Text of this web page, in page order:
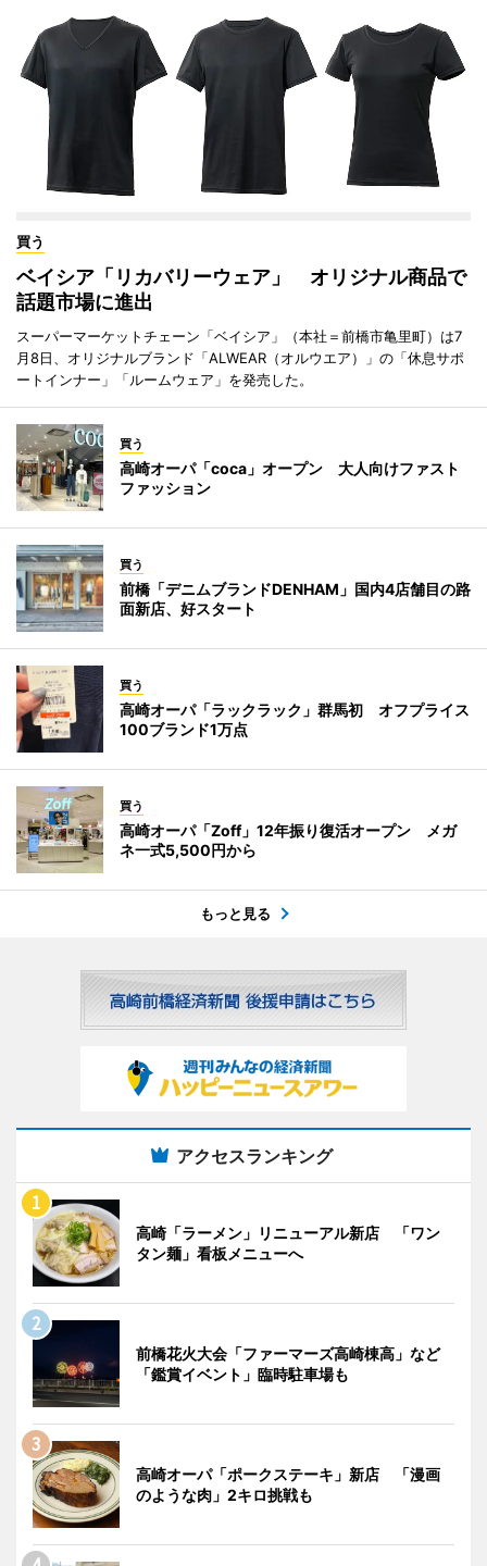
買う
ベイシア「リカバリーウェア」 オリジナル商品で
話題市場に進出
スーパーマーケットチェーン「ベイシア」（本社＝前橋市亀里町）は7
月8日、オリジナルブランド「ALWEAR（オルウエア）」の「休息サポ
ートインナー」「ルームウェア」を発売した。
買う
高崎オーパ「coca」オープン 大人向けファスト
ファッション
買う
前橋「デニムブランドDENHAM」国内4店舗目の路
面新店、好スタート
買う
高崎オーパ「ラックラック」群馬初 オフプライス
100ブランド1万点
買う
高崎オーパ「Zoff」12年振り復活オープン メガ
ネ一式5,500円から
もっと見る
アクセスランキング
高崎「ラーメン」リニューアル新店 「ワン
タン麺」看板メニューへ
前橋花火大会「ファーマーズ高崎棟高」など
「鑑賞イベント」臨時駐車場も
高崎オーパ「ポークステーキ」新店 「漫画
のような肉」2キロ挑戦も